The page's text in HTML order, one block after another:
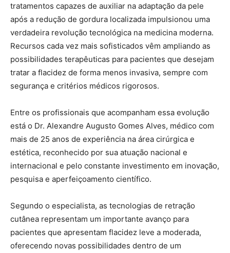
tratamentos capazes de auxiliar na adaptação da pele
após a redução de gordura localizada impulsionou uma
verdadeira revolução tecnológica na medicina moderna.
Recursos cada vez mais sofisticados vêm ampliando as
possibilidades terapêuticas para pacientes que desejam
tratar a flacidez de forma menos invasiva, sempre com
segurança e critérios médicos rigorosos.
Entre os profissionais que acompanham essa evolução
está o Dr. Alexandre Augusto Gomes Alves, médico com
mais de 25 anos de experiência na área cirúrgica e
estética, reconhecido por sua atuação nacional e
internacional e pelo constante investimento em inovação,
pesquisa e aperfeiçoamento científico.
Segundo o especialista, as tecnologias de retração
cutânea representam um importante avanço para
pacientes que apresentam flacidez leve a moderada,
oferecendo novas possibilidades dentro de um